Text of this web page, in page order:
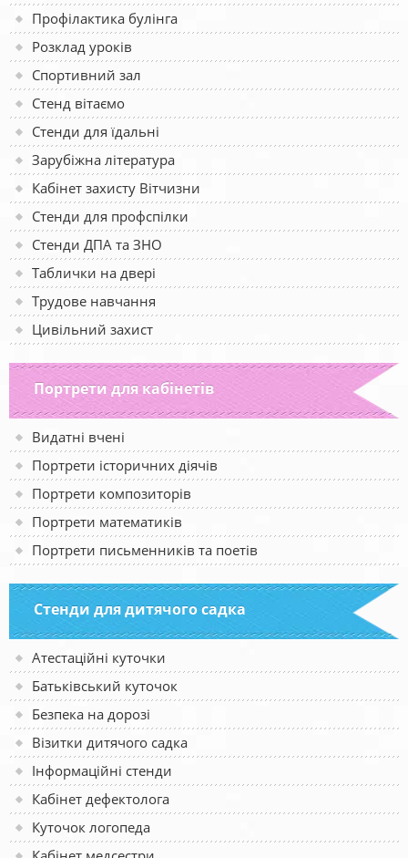
Профілактика булінга
Розклад уроків
Спортивний зал
Стенд вітаємо
Стенди для їдальні
Зарубіжна література
Кабінет захисту Вітчизни
Стенди для профспілки
Стенди ДПА та ЗНО
Таблички на двері
Трудове навчання
Цивільний захист
Портрети для кабінетів
Видатні вчені
Портрети історичних діячів
Портрети композиторів
Портрети математиків
Портрети письменників та поетів
Стенди для дитячого садка
Атестаційні куточки
Батьківський куточок
Безпека на дорозі
Візитки дитячого садка
Інформаційні стенди
Кабінет дефектолога
Куточок логопеда